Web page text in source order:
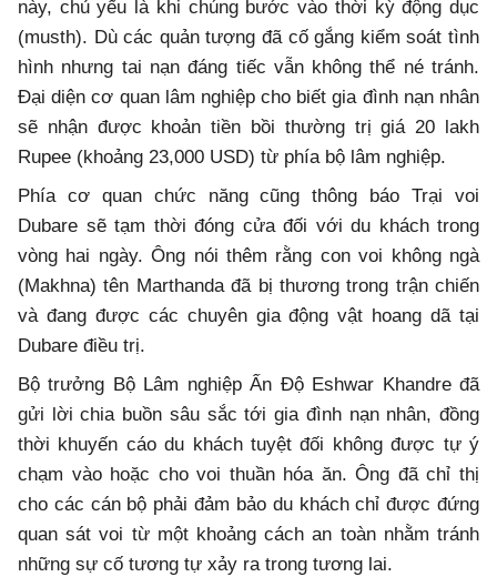
này, chủ yếu là khi chúng bước vào thời kỳ động dục
(musth). Dù các quản tượng đã cố gắng kiểm soát tình
hình nhưng tai nạn đáng tiếc vẫn không thể né tránh.
Đại diện cơ quan lâm nghiệp cho biết gia đình nạn nhân
sẽ nhận được khoản tiền bồi thường trị giá 20 lakh
Rupee (khoảng 23,000 USD) từ phía bộ lâm nghiệp.
Phía cơ quan chức năng cũng thông báo Trại voi
Dubare sẽ tạm thời đóng cửa đối với du khách trong
vòng hai ngày. Ông nói thêm rằng con voi không ngà
(Makhna) tên Marthanda đã bị thương trong trận chiến
và đang được các chuyên gia động vật hoang dã tại
Dubare điều trị.
Bộ trưởng Bộ Lâm nghiệp Ấn Độ Eshwar Khandre đã
gửi lời chia buồn sâu sắc tới gia đình nạn nhân, đồng
thời khuyến cáo du khách tuyệt đối không được tự ý
chạm vào hoặc cho voi thuần hóa ăn. Ông đã chỉ thị
cho các cán bộ phải đảm bảo du khách chỉ được đứng
quan sát voi từ một khoảng cách an toàn nhằm tránh
những sự cố tương tự xảy ra trong tương lai.